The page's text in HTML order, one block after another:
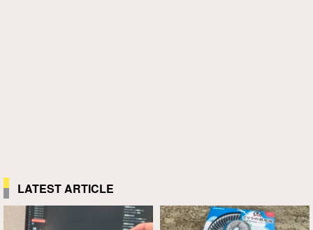
LATEST ARTICLE